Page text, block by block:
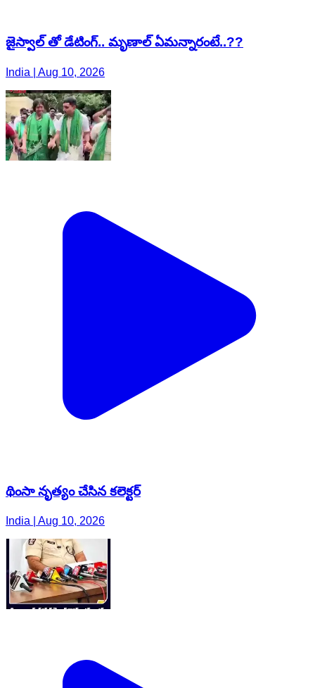
జైస్వాల్ తో డేటింగ్.. మృణాల్ ఏమన్నారంటే..??
India | Aug 10, 2026
థింసా నృత్యం చేసిన కలెక్టర్
India | Aug 10, 2026